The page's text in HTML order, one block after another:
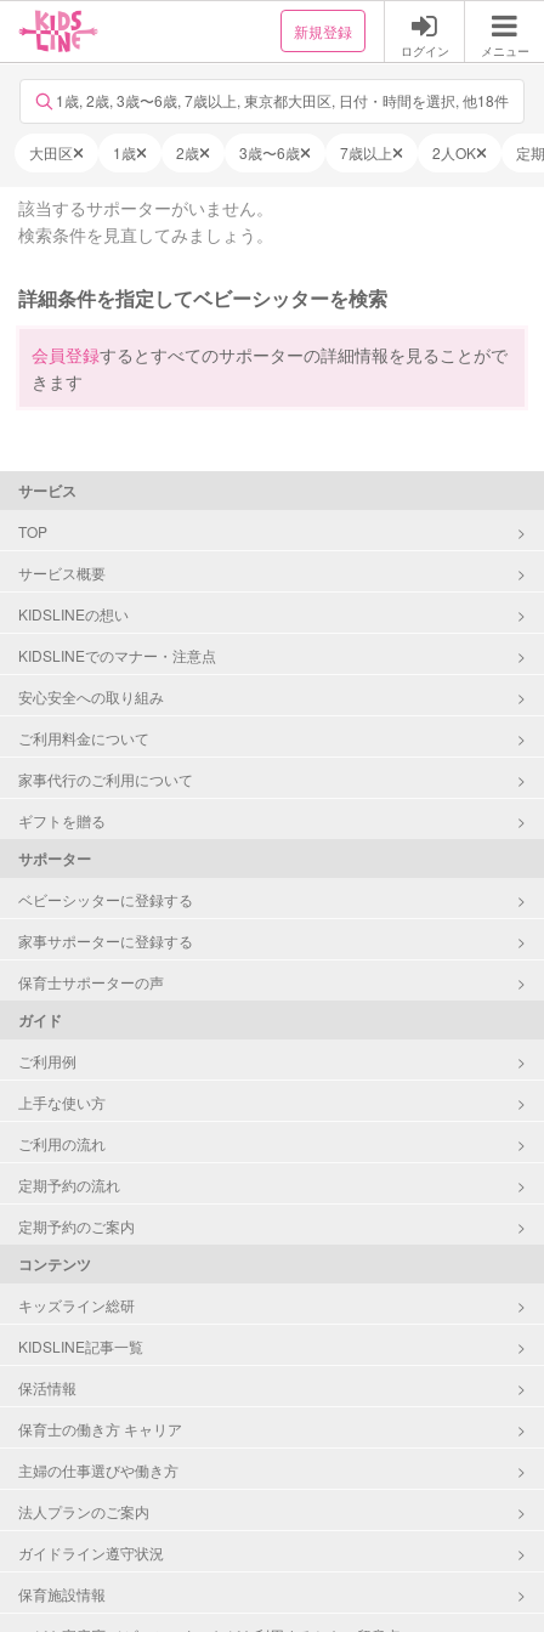
新規登録
ログイン メニュー
1歳, 2歳, 3歳〜6歳, 7歳以上, 東京都大田区, 日付・時間を選択, 他18件
大田区 1歳 2歳 3歳〜6歳 7歳以上 2人OK 定
該当するサポーターがいません。
検索条件を見直してみましょう。
詳細条件を指定してベビーシッターを検索
会員登録するとすべてのサポーターの詳細情報を見ることがで
きます
サービス
TOP
サービス概要
KIDSLINEの想い
KIDSLINEでのマナー・注意点
安心安全への取り組み
ご利用料金について
家事代行のご利用について
ギフトを贈る
サポーター
ベビーシッターに登録する
家事サポーターに登録する
保育士サポーターの声
ガイド
ご利用例
上手な使い方
ご利用の流れ
定期予約の流れ
定期予約のご案内
コンテンツ
キッズライン総研
KIDSLINE記事一覧
保活情報
保育士の働き方 キャリア
主婦の仕事選びや働き方
法人プランのご案内
ガイドライン遵守状況
保育施設情報